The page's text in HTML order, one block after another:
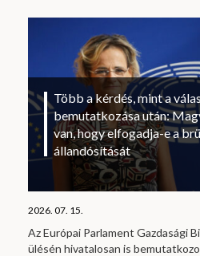
Több a kérdés, mint a
bemutatkozása után:
van, hogy elfogadja-e a
állandósítását
2026. 07. 15.
Az Európai Parlament Gazdasági
ülésén hivatalosan is